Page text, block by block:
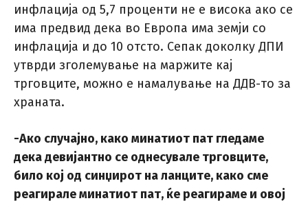
инфлација од 5,7 проценти не е висока ако се
има предвид дека во Европа има земји со
инфлација и до 10 отсто. Сепак доколку ДПИ
утврди зголемување на маржите кај
трговците, можно е намалување на ДДВ-то за
храната.
-Ако случајно, како минатиот пат гледаме
дека девијантно се однесувале трговците,
било кој од синџирот на ланците, како сме
реагирале минатиот пат, ќе реагираме и овој